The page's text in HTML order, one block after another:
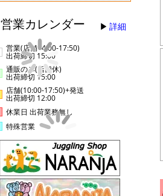
営業カレンダー 詳細
営業(店舗14:00-17:50)
出荷締切 15:00
通販のみ(店舗休)
出荷締切 15:00
店舗(10:00-17:50)+発送
出荷締切 12:00
休業日 出荷業務無し
特殊営業